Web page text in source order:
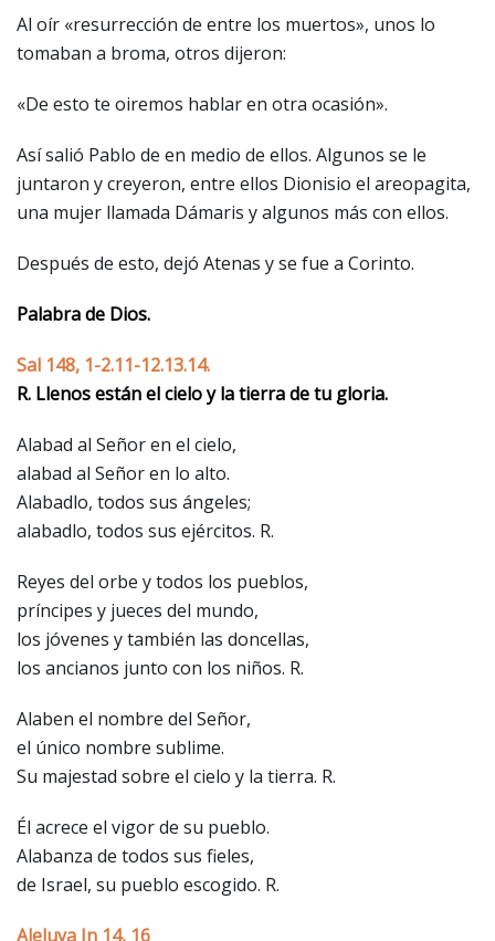
Al oír «resurrección de entre los muertos», unos lo
tomaban a broma, otros dijeron:
«De esto te oiremos hablar en otra ocasión».
Así salió Pablo de en medio de ellos. Algunos se le
juntaron y creyeron, entre ellos Dionisio el areopagita,
una mujer llamada Dámaris y algunos más con ellos.
Después de esto, dejó Atenas y se fue a Corinto.
Palabra de Dios.
Sal 148, 1-2.11-12.13.14.
R. Llenos están el cielo y la tierra de tu gloria.
Alabad al Señor en el cielo,
alabad al Señor en lo alto.
Alabadlo, todos sus ángeles;
alabadlo, todos sus ejércitos. R.
Reyes del orbe y todos los pueblos,
príncipes y jueces del mundo,
los jóvenes y también las doncellas,
los ancianos junto con los niños. R.
Alaben el nombre del Señor,
el único nombre sublime.
Su majestad sobre el cielo y la tierra. R.
Él acrece el vigor de su pueblo.
Alabanza de todos sus fieles,
de Israel, su pueblo escogido. R.
Aleluya Jn 14, 16